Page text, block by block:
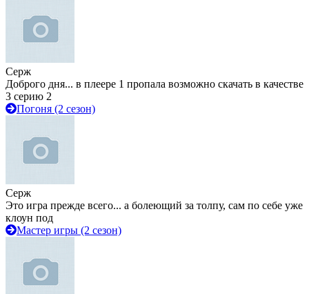
Серж
Доброго дня... в плеере 1 пропала возможно скачать в качестве
3 серию 2
Погоня (2 сезон)
Серж
Это игра прежде всего... а болеющий за толпу, сам по себе уже
клоун под
Мастер игры (2 сезон)